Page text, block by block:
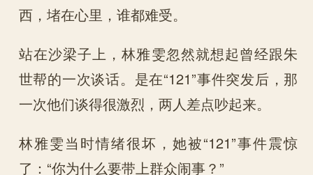
西，堵在心里，谁都难受。
站在沙梁子上，林雅雯忽然就想起曾经跟朱
世帮的一次谈话。是在“121”事件突发后，那
一次他们谈得很激烈，两人差点吵起来。
林雅雯当时情绪很坏，她被“121”事件震惊
了：“你为什么要带上群众闹事？”